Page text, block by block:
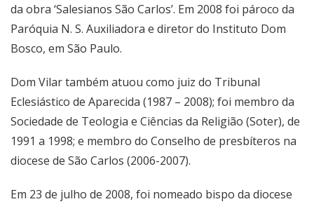
da obra ‘Salesianos São Carlos’. Em 2008 foi pároco da
Paróquia N. S. Auxiliadora e diretor do Instituto Dom
Bosco, em São Paulo.
Dom Vilar também atuou como juiz do Tribunal
Eclesiástico de Aparecida (1987 – 2008); foi membro da
Sociedade de Teologia e Ciências da Religião (Soter), de
1991 a 1998; e membro do Conselho de presbíteros na
diocese de São Carlos (2006-2007).
Em 23 de julho de 2008, foi nomeado bispo da diocese